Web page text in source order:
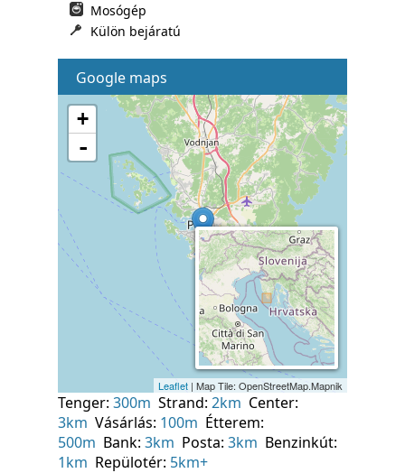
Mosógép
Külön bejáratú
Google maps
Tenger: 300m Strand: 2km Center:
3km Vásárlás: 100m Étterem:
500m Bank: 3km Posta: 3km Benzinkút:
1km Repülotér: 5km+